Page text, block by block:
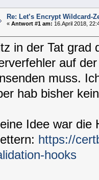
Re: Let’s Encrypt Wildcard-
« Antwort #1 am: 16.April 2018,
in der Tat grad
auf
muss.
hab bisher
Idee war die
https://
hooks